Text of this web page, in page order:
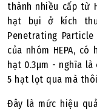
thành nhiều cấp từ
hạt bụi ở kích
Penetrating
của nhóm HEPA,
hạt 0.3µm - nghĩa
5 hạt lọt qua mà
Đây là mức hiệu